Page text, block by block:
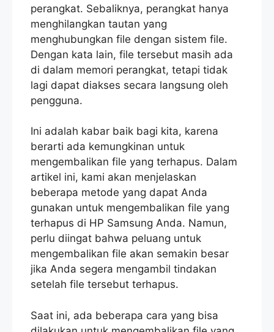
perangkat. Sebaliknya, perangkat hanya
menghilangkan tautan yang
menghubungkan file dengan sistem file.
Dengan kata lain, file tersebut masih ada
di dalam memori perangkat, tetapi tidak
lagi dapat diakses secara langsung oleh
pengguna.
Ini adalah kabar baik bagi kita, karena
berarti ada kemungkinan untuk
mengembalikan file yang terhapus. Dalam
artikel ini, kami akan menjelaskan
beberapa metode yang dapat Anda
gunakan untuk mengembalikan file yang
terhapus di HP Samsung Anda. Namun,
perlu diingat bahwa peluang untuk
mengembalikan file akan semakin besar
jika Anda segera mengambil tindakan
setelah file tersebut terhapus.
Saat ini, ada beberapa cara yang bisa